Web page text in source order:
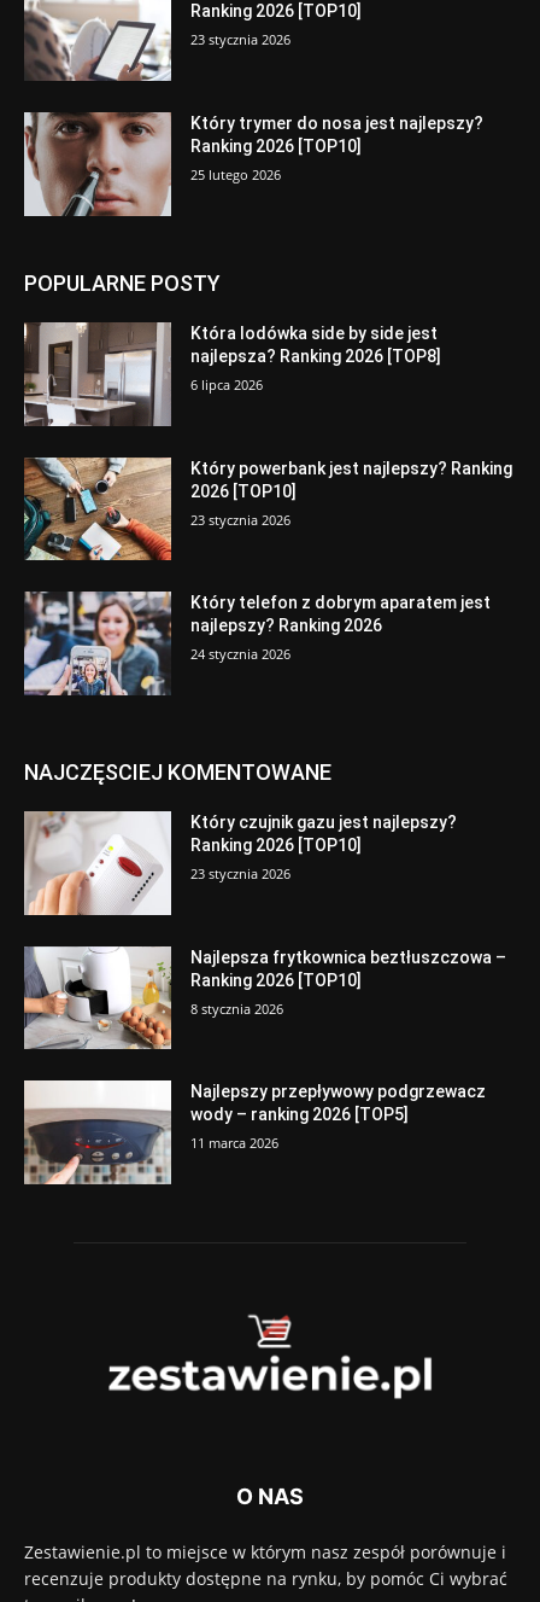
Ranking 2026 [TOP10]
23 stycznia 2026
Który trymer do nosa jest najlepszy?
Ranking 2026 [TOP10]
25 lutego 2026
POPULARNE POSTY
Która lodówka side by side jest
najlepsza? Ranking 2026 [TOP8]
6 lipca 2026
Który powerbank jest najlepszy? Ranking
2026 [TOP10]
23 stycznia 2026
Który telefon z dobrym aparatem jest
najlepszy? Ranking 2026
24 stycznia 2026
NAJCZĘSCIEJ KOMENTOWANE
Który czujnik gazu jest najlepszy?
Ranking 2026 [TOP10]
23 stycznia 2026
Najlepsza frytkownica beztłuszczowa –
Ranking 2026 [TOP10]
8 stycznia 2026
Najlepszy przepływowy podgrzewacz
wody – ranking 2026 [TOP5]
11 marca 2026
O NAS
Zestawienie.pl to miejsce w którym nasz zespół porównuje i
recenzuje produkty dostępne na rynku, by pomóc Ci wybrać